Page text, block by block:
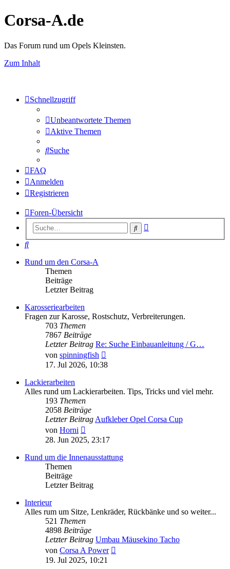
Corsa-A.de
Das Forum rund um Opels Kleinsten.
Zum Inhalt
Schnellzugriff
Unbeantwortete Themen
Aktive Themen
Suche
FAQ
Anmelden
Registrieren
Foren-Übersicht
Suche
Suche
Rund um den Corsa-A
Themen
Beiträge
Letzter Beitrag
Karosseriearbeiten
Fragen zur Karosse, Rostschutz, Verbreiterungen.
703 Themen
7867 Beiträge
Letzter Beitrag Re: Suche Einbauanleitung / G…
von spinningfish
Beitrag
17. Jul 2026, 10:38
Lackierarbeiten
Alles rund um Lackierarbeiten. Tips, Tricks und viel mehr.
193 Themen
2058 Beiträge
Letzter BeitragAufkleber Opel Corsa Cup
von Horni
Beitrag
28. Jun 2025, 23:17
Rund um die Innenausstattung
Themen
Beiträge
Letzter Beitrag
Interieur
Alles rum um Sitze, Lenkräder, Rückbänke und so weiter...
521 Themen
4898 Beiträge
Letzter Beitrag Umbau Mäusekino Tacho
von Corsa A Power
19. Jul 2025, 10:21